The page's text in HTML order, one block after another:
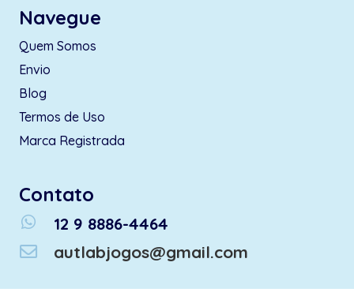
Navegue
Quem Somos
Envio
Blog
Termos de Uso
Marca Registrada
Contato
whatsapp
12 9 8886-4464
autlabjogos@gmail.com